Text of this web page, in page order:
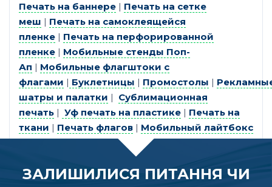
Печать на баннере | Печать на сетке
меш | Печать на самоклеящейся
пленке | Печать на перфорированной
пленке | Мобильные стенды Поп-
Ап | Мобильные флагштоки с
флагами | Буклетницы | Промостолы |
шатры и палатки | Сублимационная
печать | Уф печать на пластике | Печать на
ткани | Печать флагов | Мобильный лайтбокс
ЗАЛИШИЛИСЯ ПИТАННЯ ЧИ